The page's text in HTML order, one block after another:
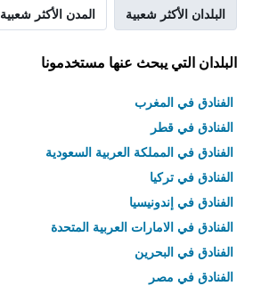
البلدان الأكثر شعبية المدن الأكثر شعبية
البلدان التي يبحث عنها مستخدمونا
الفنادق في المغرب
الفنادق في قطر
الفنادق في المملكة العربية السعودية
الفنادق في تركيا
الفنادق في إندونيسيا
الفنادق في الامارات العربية المتحدة
الفنادق في البحرين
الفنادق في مصر